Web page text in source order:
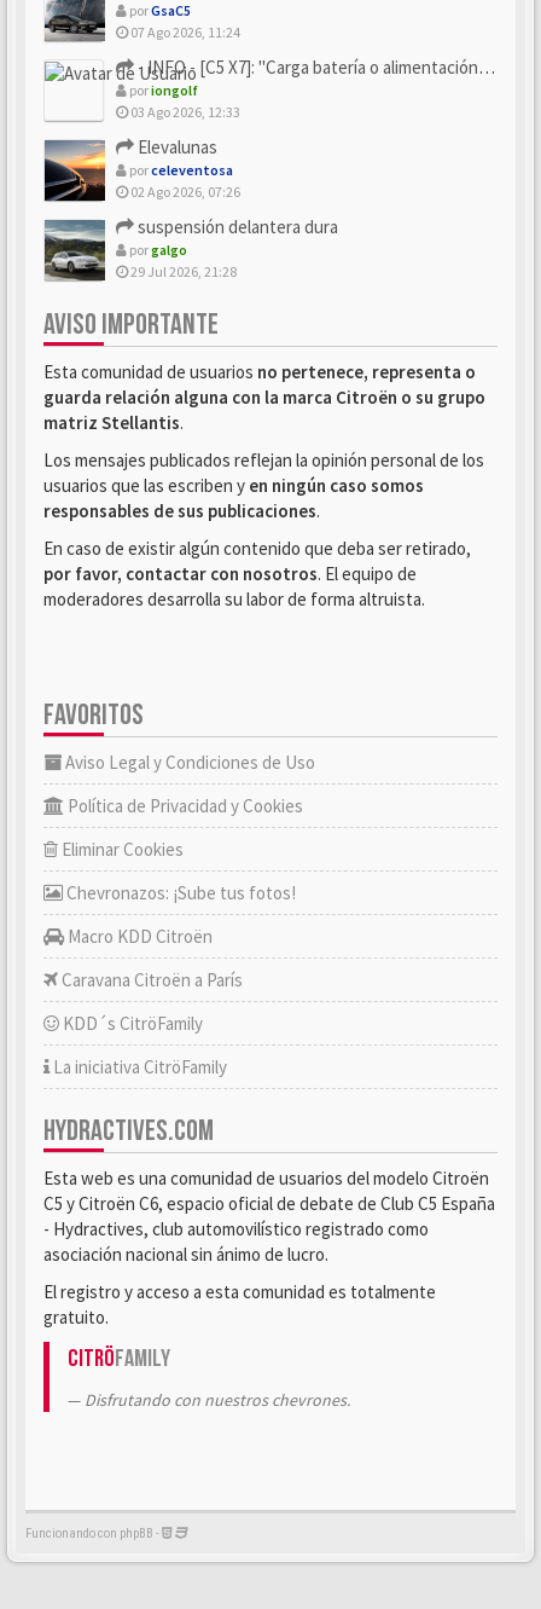
porGsaC5
07 Ago 2026, 11:24
- INFO - [C5 X7]: "Carga batería o alimentación eléctri...
poriongolf
03 Ago 2026, 12:33
Elevalunas
porceleventosa
02 Ago 2026, 07:26
suspensión delantera dura
porgalgo
29 Jul 2026, 21:28
AVISO IMPORTANTE
Esta comunidad de usuarios no pertenece, representa o
guarda relación alguna con la marca Citroën o su grupo
matriz Stellantis.
Los mensajes publicados reflejan la opinión personal de los
usuarios que las escriben y en ningún caso somos
responsables de sus publicaciones.
En caso de existir algún contenido que deba ser retirado,
por favor, contactar con nosotros. El equipo de
moderadores desarrolla su labor de forma altruista.
FAVORITOS
Aviso Legal y Condiciones de Uso
Política de Privacidad y Cookies
Eliminar Cookies
Chevronazos: ¡Sube tus fotos!
Macro KDD Citroën
Caravana Citroën a París
KDD´s CitröFamily
La iniciativa CitröFamily
HYDRACTIVES.COM
Esta web es una comunidad de usuarios del modelo Citroën
C5 y Citroën C6, espacio oficial de debate de Club C5 España
- Hydractives, club automovilístico registrado como
asociación nacional sin ánimo de lucro.
El registro y acceso a esta comunidad es totalmente
gratuito.
CitröFamily
Disfrutando con nuestros chevrones.
Funcionando con phpBB -